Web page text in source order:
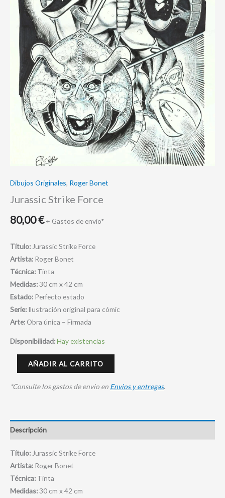
Dibujos Originales, Roger Bonet
Jurassic Strike Force
80,00€ + Gastos de envio*
Título: Jurassic Strike Force
Artista: Roger Bonet
Técnica: Tinta
Medidas:30 cm x 42 cm
Estado: Perfecto estado
Serie: Ilustración original para cómic
Arte: Obra única – Firmada
Disponibilidad:Hay existencias
AÑADIR AL CARRITO
*Consulte los gastos de envio en Envios y entregas.
Descripción
Título: Jurassic Strike Force
Artista: Roger Bonet
Técnica: Tinta
Medidas:30 cm x 42 cm